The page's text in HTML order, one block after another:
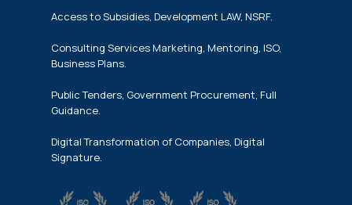
Access to Subsidies, Development LAW, NSRF.
Consulting Services Marketing, Mentoring, ISO,
Business Plans.
Public Tenders, Government Procurement, Full
Guidance.
Digital Transformation of Companies, Digital
Signature.